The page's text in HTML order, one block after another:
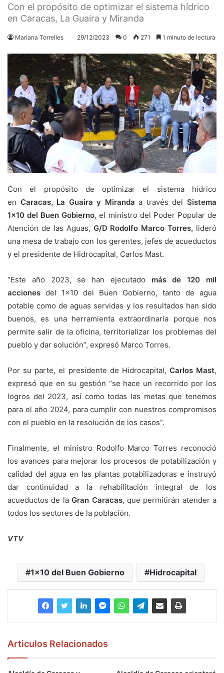
Con el propósito de optimizar el sistema hídrico
en Caracas, La Guaira y Miranda
Mariana Torrelles 29/12/2023 0 271 1 minuto de lectura
Con el propósito de optimizar el sistema hídrico
en Caracas, La Guaira y Miranda a través delSistema
1×10 del Buen Gobierno, el ministro del Poder Popular de
Atención de las Aguas, G/D Rodolfo Marco Torres, lideró
una mesa de trabajo con los gerentes, jefes de acueductos
y el presidente de Hidrocapital, Carlos Mast.
“Este año 2023, se han ejecutado más de 120 mil
acciones del 1×10 del Buen Gobierno, tanto de agua
potable como de aguas servidas y los resultados han sido
buenos, es una herramienta extraordinaria porque nos
permite salir de la oficina, territorializar los problemas del
pueblo y dar solución”, expresó Marco Torres.
Por su parte, el presidente de Hidrocapital, Carlos Mast,
expresó que en su gestión “se hace un recorrido por los
logros del 2023, así como todas las metas que tenemos
para el año 2024, para cumplir con nuestros compromisos
con el pueblo en la resolución de los casos”.
Finalmente, el ministro Rodolfo Marco Torres reconoció
los avances para mejorar los procesos de potabilización y
calidad del agua en las plantas potabilizadoras e instruyó
dar continuidad a la rehabilitación integral de los
acueductos de laGran Caracas, que permitirán atender a
todos los sectores de la población.
VTV
1x10 del Buen Gobierno Hidrocapital
Articulos Relacionados